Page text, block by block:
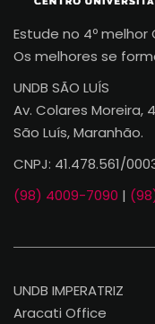
Estude no 4º melhor
Os melhores se
UNDB SÃO LUÍS
Av. Colares Moreira,
São Luís, Maranhão.
CNPJ: 41.478.561/
(98) 4009-7090 |
UNDB IMPERATRIZ
Aracati Office